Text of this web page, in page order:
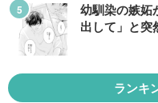
幼馴染の嫉妬
出して」と突
ランキ